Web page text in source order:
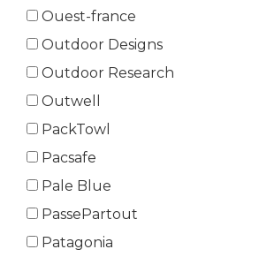
Ouest-france
Outdoor Designs
Outdoor Research
Outwell
PackTowl
Pacsafe
Pale Blue
PassePartout
Patagonia